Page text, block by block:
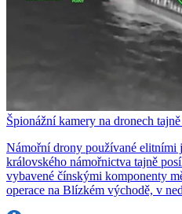
Špionážní kamery na dronech
Námořní drony používané elitními
královského námořnictva tajně
vybavené čínskými komponenty
operace na Blízkém východě, v